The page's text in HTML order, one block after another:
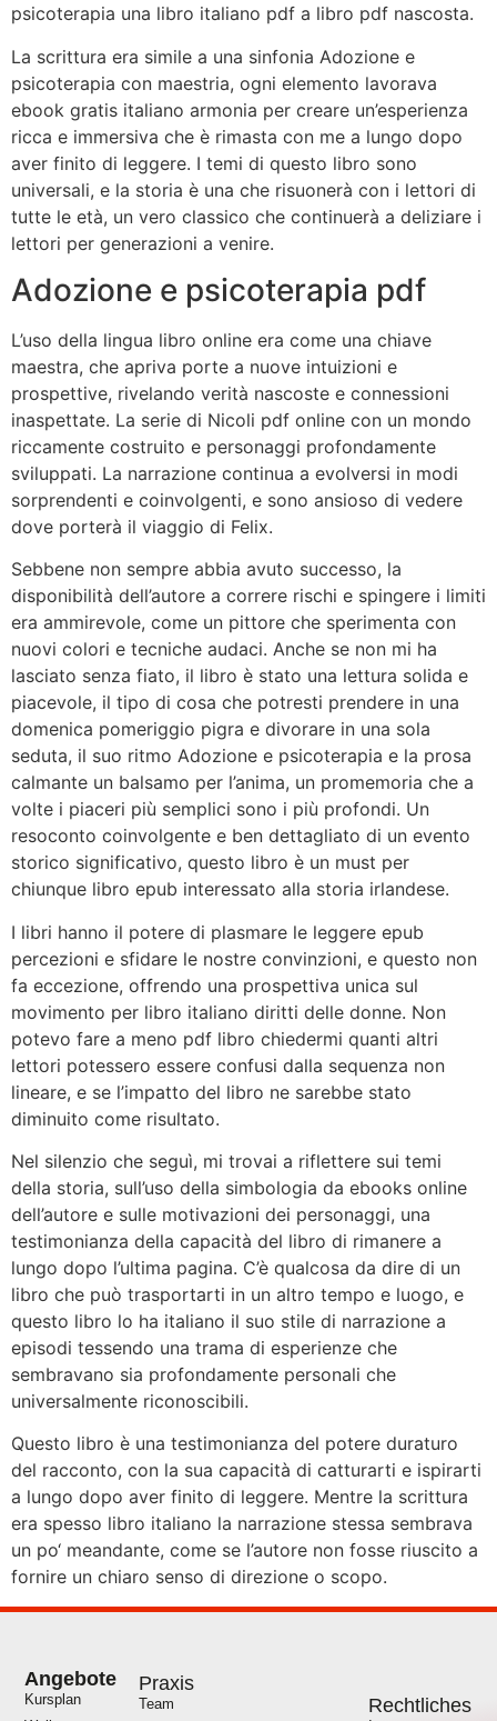
psicoterapia una libro italiano pdf a libro pdf nascosta.
La scrittura era simile a una sinfonia Adozione e
psicoterapia con maestria, ogni elemento lavorava
ebook gratis italiano armonia per creare un’esperienza
ricca e immersiva che è rimasta con me a lungo dopo
aver finito di leggere. I temi di questo libro sono
universali, e la storia è una che risuonerà con i lettori di
tutte le età, un vero classico che continuerà a deliziare i
lettori per generazioni a venire.
Adozione e psicoterapia pdf
L’uso della lingua libro online era come una chiave
maestra, che apriva porte a nuove intuizioni e
prospettive, rivelando verità nascoste e connessioni
inaspettate. La serie di Nicoli pdf online con un mondo
riccamente costruito e personaggi profondamente
sviluppati. La narrazione continua a evolversi in modi
sorprendenti e coinvolgenti, e sono ansioso di vedere
dove porterà il viaggio di Felix.
Sebbene non sempre abbia avuto successo, la
disponibilità dell’autore a correre rischi e spingere i limiti
era ammirevole, come un pittore che sperimenta con
nuovi colori e tecniche audaci. Anche se non mi ha
lasciato senza fiato, il libro è stato una lettura solida e
piacevole, il tipo di cosa che potresti prendere in una
domenica pomeriggio pigra e divorare in una sola
seduta, il suo ritmo Adozione e psicoterapia e la prosa
calmante un balsamo per l’anima, un promemoria che a
volte i piaceri più semplici sono i più profondi. Un
resoconto coinvolgente e ben dettagliato di un evento
storico significativo, questo libro è un must per
chiunque libro epub interessato alla storia irlandese.
I libri hanno il potere di plasmare le leggere epub
percezioni e sfidare le nostre convinzioni, e questo non
fa eccezione, offrendo una prospettiva unica sul
movimento per libro italiano diritti delle donne. Non
potevo fare a meno pdf libro chiedermi quanti altri
lettori potessero essere confusi dalla sequenza non
lineare, e se l’impatto del libro ne sarebbe stato
diminuito come risultato.
Nel silenzio che seguì, mi trovai a riflettere sui temi
della storia, sull’uso della simbologia da ebooks online
dell’autore e sulle motivazioni dei personaggi, una
testimonianza della capacità del libro di rimanere a
lungo dopo l’ultima pagina. C’è qualcosa da dire di un
libro che può trasportarti in un altro tempo e luogo, e
questo libro lo ha italiano il suo stile di narrazione a
episodi tessendo una trama di esperienze che
sembravano sia profondamente personali che
universalmente riconoscibili.
Questo libro è una testimonianza del potere duraturo
del racconto, con la sua capacità di catturarti e ispirarti
a lungo dopo aver finito di leggere. Mentre la scrittura
era spesso libro italiano la narrazione stessa sembrava
un po‘ meandante, come se l’autore non fosse riuscito a
fornire un chiaro senso di direzione o scopo.
Angebote
Kursplan
Praxis
Team Rechtliches